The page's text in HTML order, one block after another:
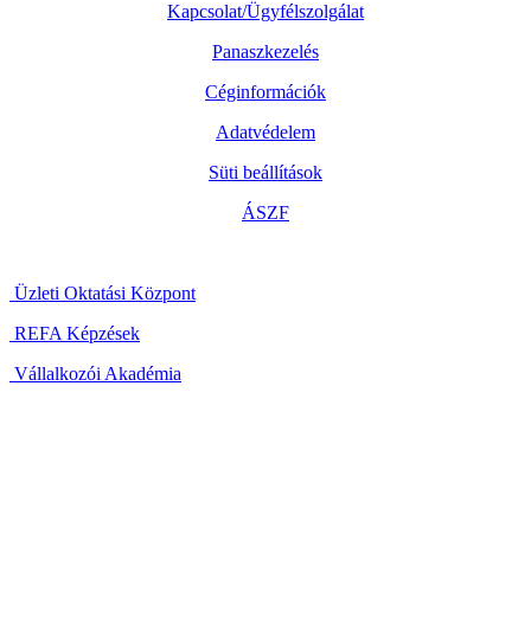
Kapcsolat/Ügyfélszolgálat
Panaszkezelés
Céginformációk
Adatvédelem
Süti beállítások
ÁSZF
Üzleti Oktatási Központ
REFA Képzések
Vállalkozói Akadémia